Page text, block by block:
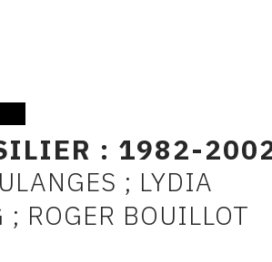
: 1982-
; LYDIA
; ROGER BOUILLOT